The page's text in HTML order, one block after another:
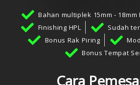
Bahan multiplek 15mm -
Finishing HPL
Sudah
Bonus Rak Piring
Bonus Tempat
Cara